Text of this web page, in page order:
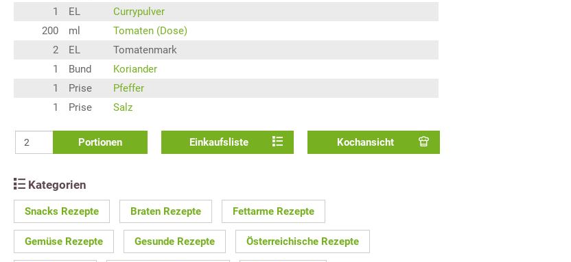
1
EL
Currypulver
200
ml
Tomaten (Dose)
2
EL
Tomatenmark
1
Bund
Koriander
1
Prise
Pfeffer
1
Prise Salz
Portionen Einkaufsliste Kochansicht
Kategorien
Snacks Rezepte Braten Rezepte Fettarme Rezepte
Gemüse Rezepte Gesunde Rezepte Österreichische Rezepte